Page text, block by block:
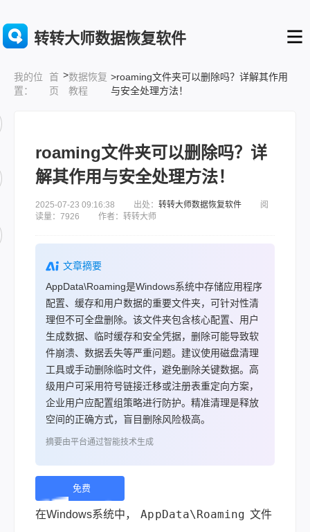
转转大师数据恢复软件
我的位
置：
首
页
>数据恢复
教程
>roaming文件夹可以删除吗？详解其作用
与安全处理方法！
roaming文件夹可以删除吗？详
解其作用与安全处理方法！
2025-07-23 09:16:38 出处： 转转大师数据恢复软件 阅
读量：7926 作者：转转大师
文章摘要
AppData\Roaming是Windows系统中存储应用程序
配置、缓存和用户数据的重要文件夹，可针对性清
理但不可全盘删除。该文件夹包含核心配置、用户
生成数据、临时缓存和安全凭据，删除可能导致软
件崩溃、数据丢失等严重问题。建议使用磁盘清理
工具或手动删除临时文件，避免删除关键数据。高
级用户可采用符号链接迁移或注册表重定向方案，
企业用户应配置组策略进行防护。精准清理是释放
空间的正确方式，盲目删除风险极高。
摘要由平台通过智能技术生成
免费
下
在Windows系统中， AppData\Roaming 文件